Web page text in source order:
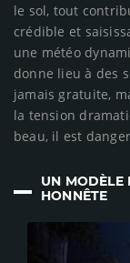
le sol, tout
crédible et
une météo
donne lieu à des
jamais gratuite,
la tension
beau, il est
UN MODÈLE
HONNÊTE